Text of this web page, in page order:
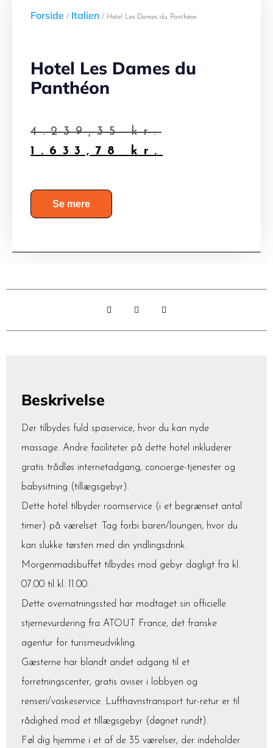
Forside / Italien / Hotel Les Dames du Panthéon
Hotel Les Dames du
Panthéon
4.239,35kr.
1.633,78 kr.
Se mere
Beskrivelse
Der tilbydes fuld spaservice, hvor du kan nyde
massage. Andre faciliteter på dette hotel inkluderer
gratis trådløs internetadgang, concierge-tjenester og
babysitning (tillægsgebyr).
Dette hotel tilbyder roomservice (i et begrænset antal
timer) på værelset. Tag forbi baren/loungen, hvor du
kan slukke tørsten med din yndlingsdrink.
Morgenmadsbuffet tilbydes mod gebyr dagligt fra kl.
07.00 til kl. 11.00.
Dette overnatningssted har modtaget sin officielle
stjernevurdering fra ATOUT France, det franske
agentur for turismeudvikling.
Gæsterne har blandt andet adgang til et
forretningscenter, gratis aviser i lobbyen og
renseri/vaskeservice. Lufthavnstransport tur-retur er til
rådighed mod et tillægsgebyr (døgnet rundt).
Føl dig hjemme i et af de 35 værelser, der indeholder